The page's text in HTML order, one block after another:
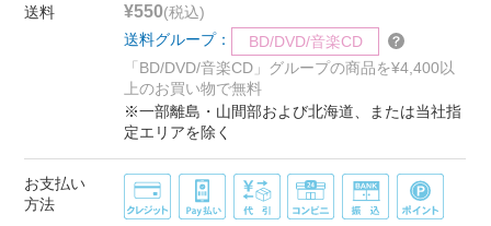
送料 ¥550(税込)
送料グループ：
BD/DVD/音楽CD
「BD/DVD/音楽CD」グループの商品を¥4,400以
上のお買い物で無料
※一部離島・山間部および北海道、または当社指
定エリアを除く
お支払い
方法